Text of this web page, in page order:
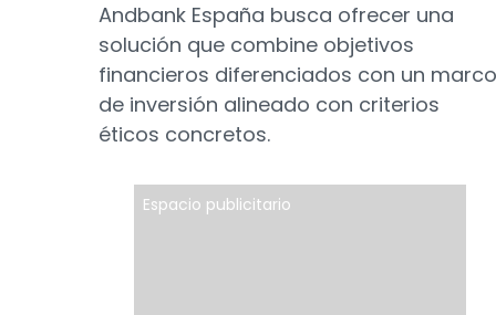
Andbank España busca ofrecer una
solución que combine objetivos
financieros diferenciados con un marco
de inversión alineado con criterios
éticos concretos.
Espacio publicitario